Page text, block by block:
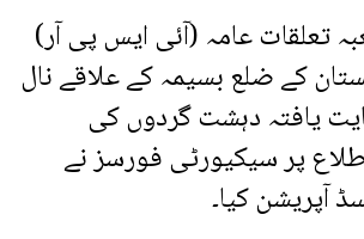
تعلقات عامہ (آئی ایس پی آر)
کے ضلع بسیمہ کے علاقے نال
یافتہ دہشت گردوں کی
پر سیکیورٹی فورسز نے
آپریشن کیا۔